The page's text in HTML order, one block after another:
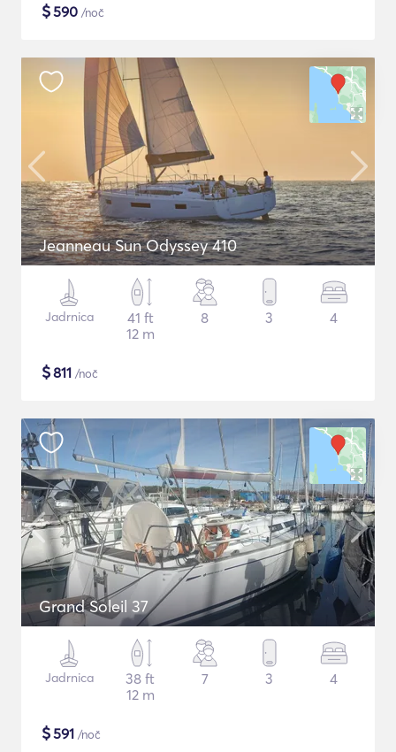
$590 /noč
Jeanneau Sun Odyssey 410
Jadrnica
41 ft
12 m
8 3 4
$811 /noč
Grand Soleil 37
Jadrnica
38 ft
12 m
7 3 4
$591 /noč